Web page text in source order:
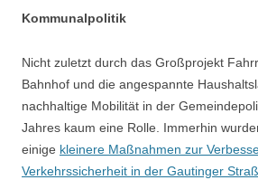
Kommunalpolitik
Nicht zuletzt durch das Großprojekt
Bahnhof und die angespannte
nachhaltige Mobilität in der
Jahres kaum eine Rolle. Immerhin
einige kleinere Maßnahmen zur
Verkehrssicherheit in der Gautinger